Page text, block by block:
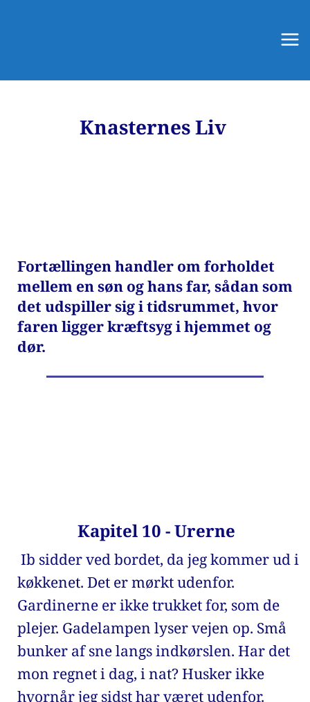
Knasternes Liv
Fortællingen handler om forholdet
mellem en søn og hans far, sådan som
det udspiller sig i tidsrummet, hvor
faren ligger kræftsyg i hjemmet og
dør.
Kapitel 10 - Urerne
køkkenet. Det er mørkt udenfor.
Gardinerne er ikke trukket for, som de
plejer. Gadelampen lyser vejen op. Små
bunker af sne langs indkørslen. Har det
mon regnet i dag, i nat? Husker ikke
hvornår jeg sidst har været udenfor.